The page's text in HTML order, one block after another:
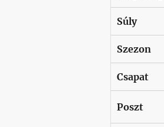
Súly
Szezon
Csapat
Poszt